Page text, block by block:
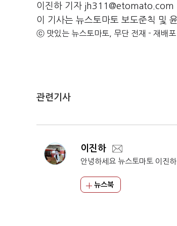
이진하 기자 jh311@etomato.com
이 기사는 뉴스토마토 보도준칙 및
ⓒ 맛있는 뉴스토마토, 무단 전재 - 재배포
관련기사
이진하
안녕하세요 뉴스토마토 이진
뉴스북